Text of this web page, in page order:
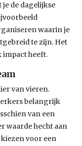
de dagelijkse
waarin je
te zijn. Het
impact heeft.
van vieren.
belangrijk
van een
waarde hecht aan
voor een